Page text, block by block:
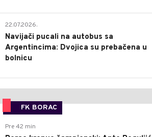
22.07.2026.
Navijači pucali na autobus sa
Argentincima: Dvojica su prebačena u
bolnicu
FK BORAC
Pre 42 min